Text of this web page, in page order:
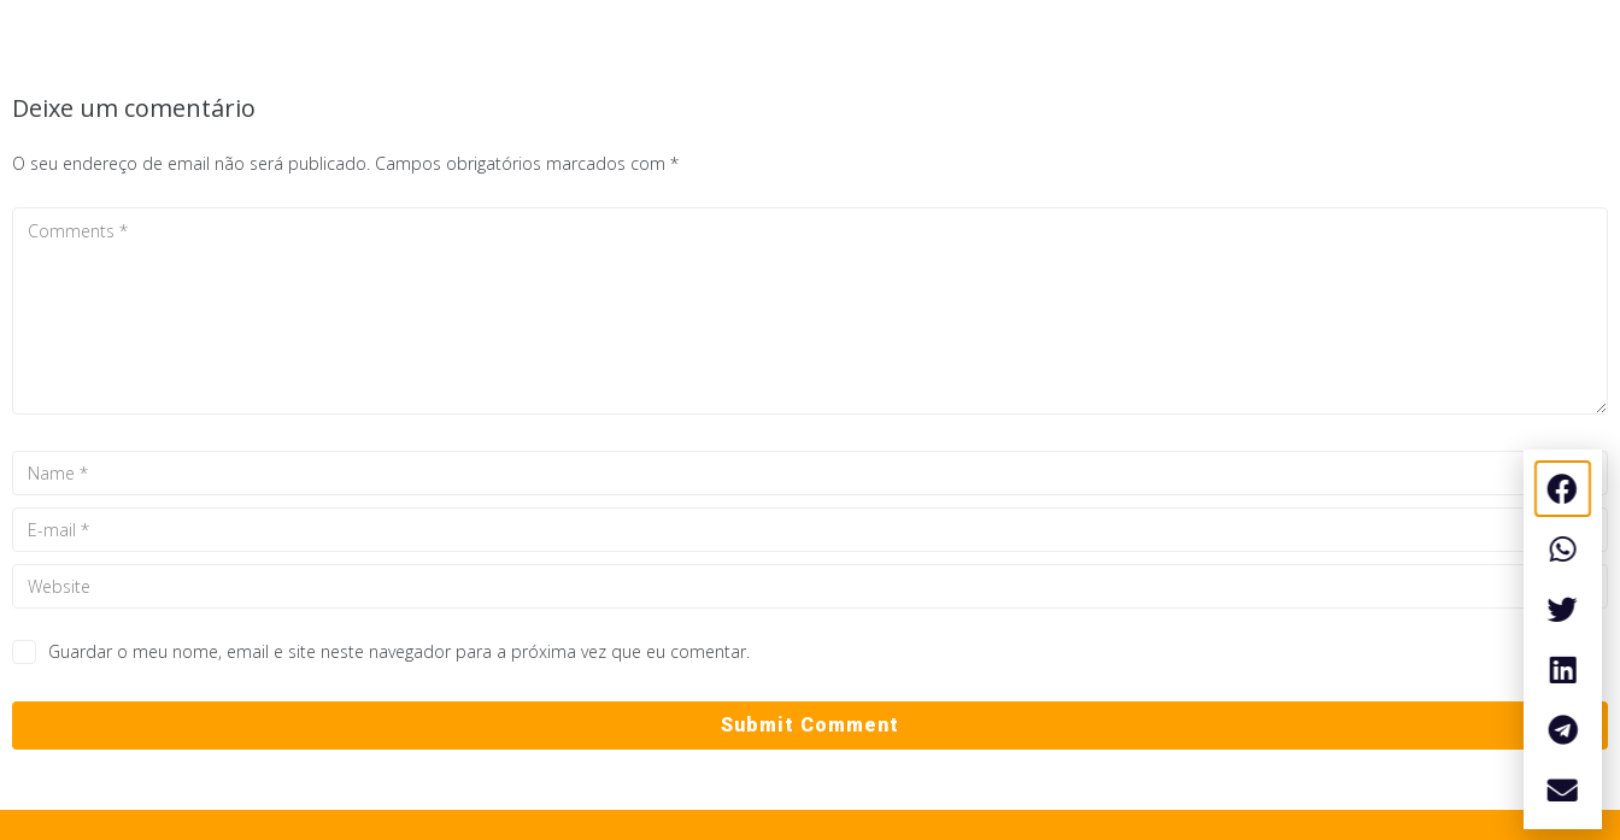
Deixe um comentário
O seu endereço de email não será publicado. Campos obrigatórios marcados com *
Guardar o meu nome, email e site neste navegador para a próxima vez que eu comentar.